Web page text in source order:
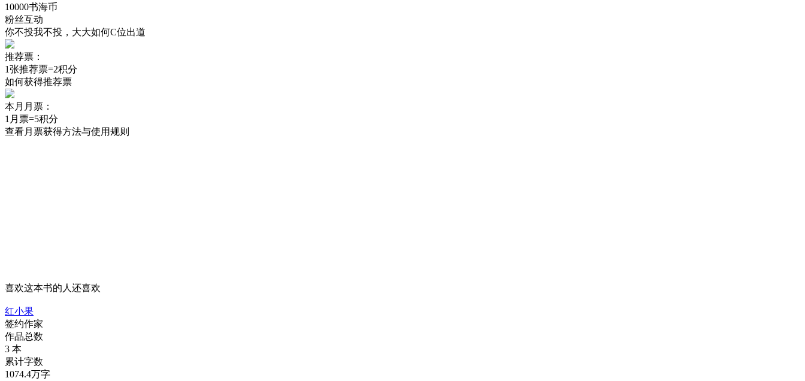
10000书海币
粉丝互动
你不投我不投，大大如何C位出道
推荐票：
1张推荐票=2积分
如何获得推荐票
本月月票：
1月票=5积分
查看月票获得方法与使用规则
喜欢这本书的人还喜欢
红小果
签约作家
作品总数
3 本
累计字数
1074.4万字